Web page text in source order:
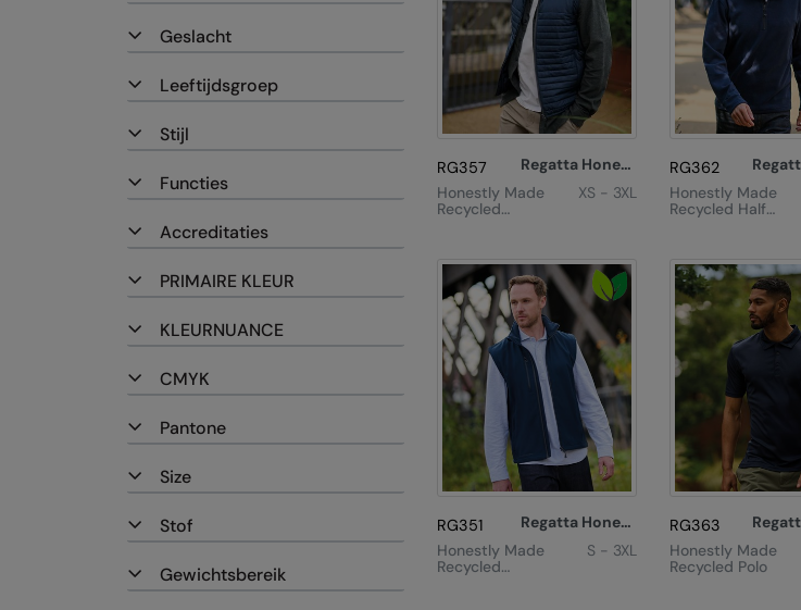
RG357
Regatta Honestly Made
Honestly Made
Recycled
XS - 3XL
RG362
Honestly Made
Recycled Half
RG351
Regatta Honestly Made
Honestly Made
Recycled
S - 3XL
RG363
Honestly Made
Recycled Polo
Geslacht
Leeftijdsgroep
Stijl
Functies
Accreditaties
PRIMAIRE KLEUR
KLEURNUANCE
CMYK
Pantone
Size
Stof
Gewichtsbereik